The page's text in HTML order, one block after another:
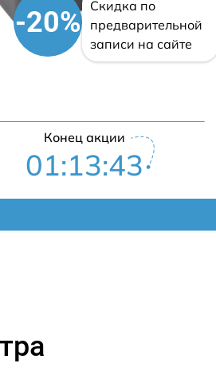
-20%
Скидка по
предварительной
записи на сайте
Конец акции
01:13:42